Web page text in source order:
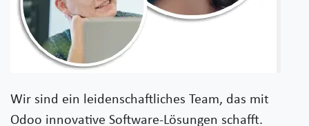
Wir sind ein leidenschaftliches Team, das mit
Odoo innovative Software-Lösungen schafft.